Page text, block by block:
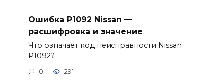
Ошибка P1092 Nissan —
расшифровка и значение
Что означает код неисправности Nissan
P1092?
0 291